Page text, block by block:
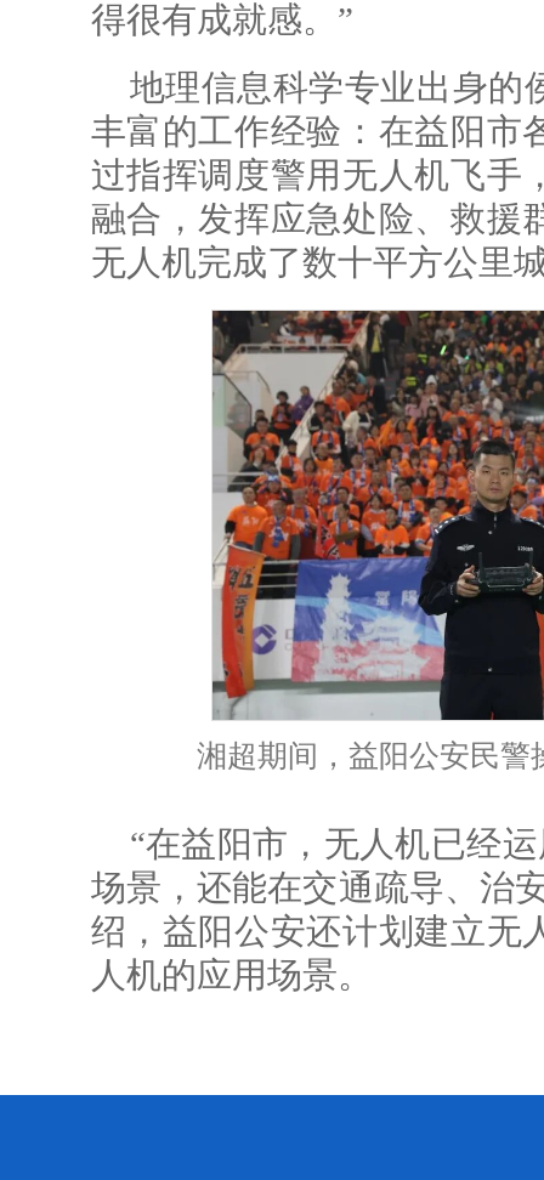
得很有成就感。”
地理信息科学专业出身的
丰富的工作经验：在益阳市
过指挥调度警用无人机飞手
融合，发挥应急处险、救援
无人机完成了数十平方公里
湘超期间，益阳公安民
“在益阳市，无人机已经
场景，还能在交通疏导、治
绍，益阳公安还计划建立无
人机的应用场景。